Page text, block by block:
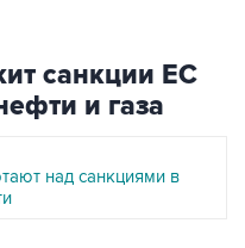
санкции ЕС
и газа
над санкциями в